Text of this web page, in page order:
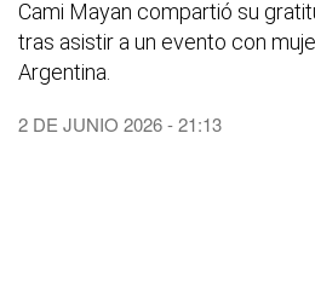
Cami Mayan compartió su
tras asistir a un evento con
Argentina.
2 DE JUNIO 2026 - 21:13